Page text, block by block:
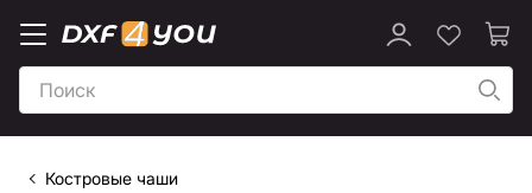
Костровые чаши